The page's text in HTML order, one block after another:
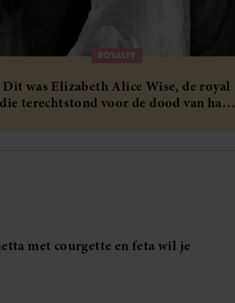
ROYALTY
Dit was Elizabeth Alice Wise, de royal
die terechtstond voor de dood van haar
met courgette en feta wil je